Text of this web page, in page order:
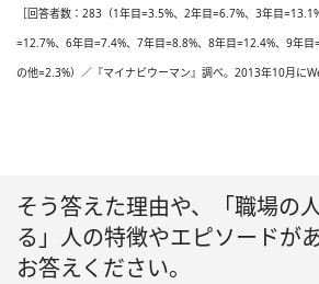
［回答者数：283（1年目=3.5%、2年目=6.7%、3年目
=12.7%、6年目=7.4%、7年目=8.8%、8年目=12.4%、9年
の他=2.3%）／『マイナビウーマン』調べ。2013年10月に
そう答えた理由や、「職場の
る」人の特徴やエピソードが
お答えください。